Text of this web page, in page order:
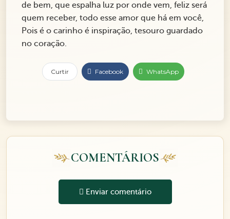
de bem, que espalha luz por onde vem, feliz será
quem receber, todo esse amor que há em você,
Pois é o carinho é inspiração, tesouro guardado
no coração.
Curtir Facebook WhatsApp
COMENTÁRIOS
Enviar comentário